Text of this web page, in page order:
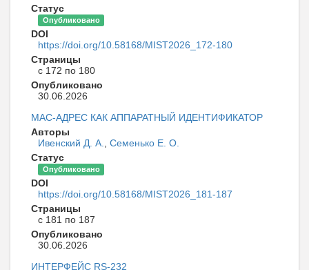
Статус
Опубликовано
DOI
https://doi.org/10.58168/MIST2026_172-180
Страницы
с 172 по 180
Опубликовано
30.06.2026
MAC-АДРЕС КАК АППАРАТНЫЙ ИДЕНТИФИКАТОР
Авторы
Ивенский Д. А.
Семенько Е. О.
Статус
Опубликовано
DOI
https://doi.org/10.58168/MIST2026_181-187
Страницы
с 181 по 187
Опубликовано
30.06.2026
ИНТЕРФЕЙС RS-232